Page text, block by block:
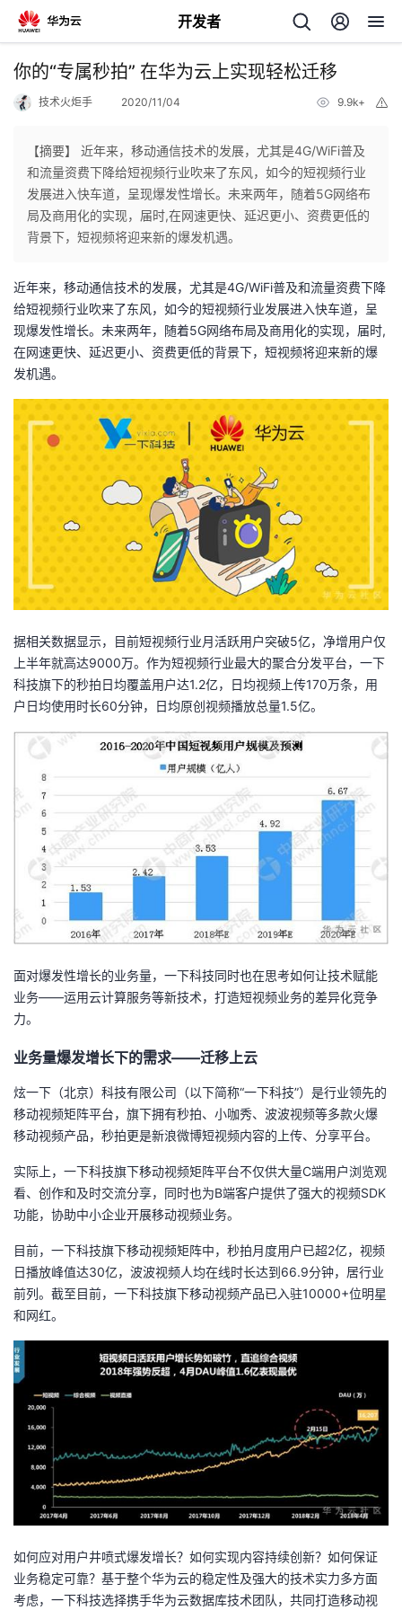
开发者
返
个
主
页
的
开
客
论
坛
的
圈
子
我
的
直
播
我
的
活
动
我
的
关
我
发
堂
的
课
程
我
的
认
证
我
的
实
验
我
的
收
藏
Programs
的
我
技
术
支
持
的
云
声
建
议
你的“专属秒拍” 在华为云上实现轻松迁移
技术火炬手 2020/11/04 9.9k+
【摘要】 近年来，移动通信技术的发展，尤其是4G/WiFi普及
和流量资费下降给短视频行业吹来了东风，如今的短视频行业
发展进入快车道，呈现爆发性增长。未来两年，随着5G网络布
局及商用化的实现，届时,在网速更快、延迟更小、资费更低的
背景下，短视频将迎来新的爆发机遇。
近年来，移动通信技术的发展，尤其是4G/WiFi普及和流量资费下降
给短视频行业吹来了东风，如今的短视频行业发展进入快车道，呈
现爆发性增长。未来两年，随着5G网络布局及商用化的实现，届时,
在网速更快、延迟更小、资费更低的背景下，短视频将迎来新的爆
发机遇。
据相关数据显示，目前短视频行业月活跃用户突破5亿，净增用户仅
上半年就高达9000万。作为短视频行业最大的聚合分发平台，一下
科技旗下的秒拍日均覆盖用户达1.2亿，日均视频上传170万条，用
户日均使用时长60分钟，日均原创视频播放总量1.5亿。
面对爆发性增长的业务量，一下科技同时也在思考如何让技术赋能
业务——运用云计算服务等新技术，打造短视频业务的差异化竞争
力。
业务量爆发增长下的需求——迁移上云
炫一下（北京）科技有限公司（以下简称“一下科技”）是行业领先的
移动视频矩阵平台，旗下拥有秒拍、小咖秀、波波视频等多款火爆
移动视频产品，秒拍更是新浪微博短视频内容的上传、分享平台。
实际上，一下科技旗下移动视频矩阵平台不仅供大量C端用户浏览观
看、创作和及时交流分享，同时也为B端客户提供了强大的视频SDK
功能，协助中小企业开展移动视频业务。
目前，一下科技旗下移动视频矩阵中，秒拍月度用户已超2亿，视频
日播放峰值达30亿，波波视频人均在线时长达到66.9分钟，居行业
前列。截至目前，一下科技旗下移动视频产品已入驻10000+位明星
和网红。
如何应对用户井喷式爆发增长？如何实现内容持续创新？如何保证
业务稳定可靠？基于整个华为云的稳定性及强大的技术实力多方面
考虑，一下科技选择携手华为云数据库技术团队，共同打造移动视